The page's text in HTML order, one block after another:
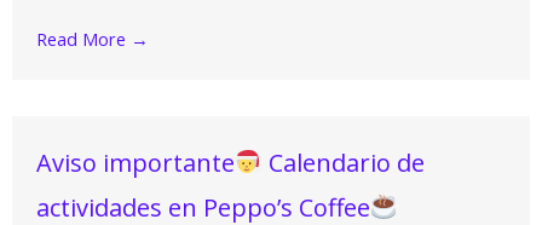
Read More →
Aviso importante
Calendario de
actividades en Peppo’s Coffee